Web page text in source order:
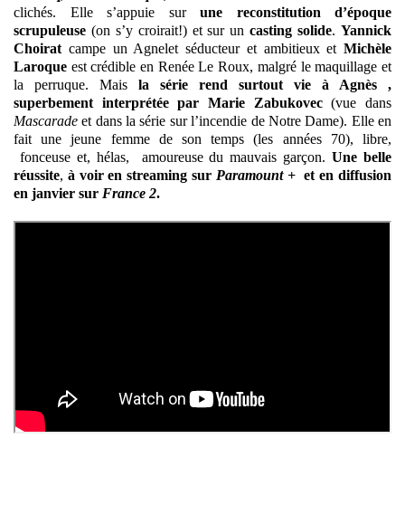
clichés. Elle s’appuie sur une reconstitution d’époque
scrupuleuse (on s’y croirait!) et sur uncasting solide.Yannick
Choirat campe un Agnelet séducteur et ambitieux et Michèle
Laroque est crédible en Renée Le Roux, malgré le maquillage et
la perruque. Mais la série rend surtout vie à Agnès ,
superbement interprétée par Marie Zabukovec(vue dans
Mascarade et dans la série sur l’incendie de Notre Dame). Elle en
fait une jeune femme de son temps (les années 70), libre,
fonceuse et, hélas, amoureuse du mauvais garçon.Une belle
réussite, à voir en streaming sur Paramount +et en diffusion
en janvier sur France 2.